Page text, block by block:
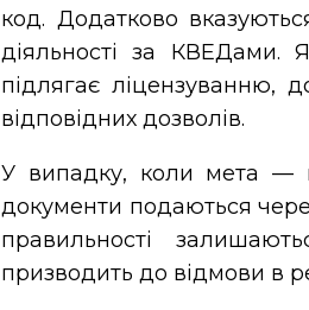
код. Додатково
діяльності за КВЕДами.
підлягає ліцензуванню,
відповідних дозволів.
У випадку, коли мета —
документи подаються
правильності
призводить до відмови в